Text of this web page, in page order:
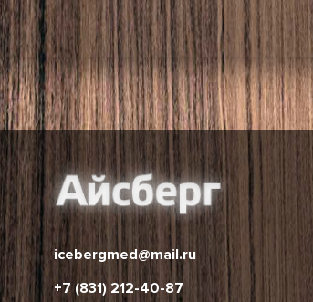
icebergmed@mail.ru
+7 (831) 212-40-87